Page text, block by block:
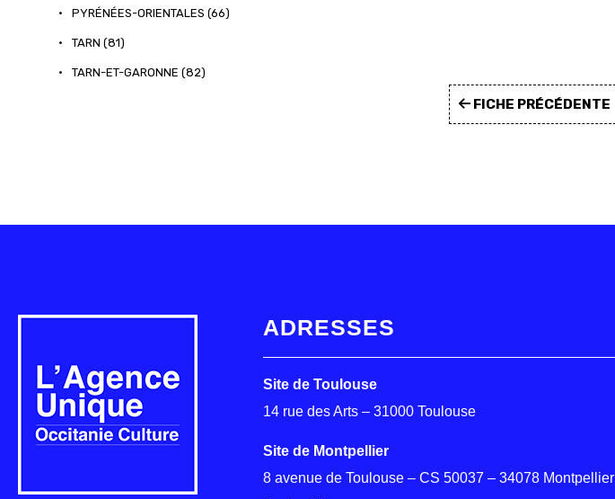
• PYRÉNÉES-ORIENTALES (66)
• TARN (81)
• TARN-ET-GARONNE (82)
FICHE PRÉCÉDENTE
ADRESSES
Site de Toulouse
14 rue des Arts – 31000 Toulouse
Site de Montpellier
8 avenue de Toulouse – CS 50037 – 34078 Montpellier